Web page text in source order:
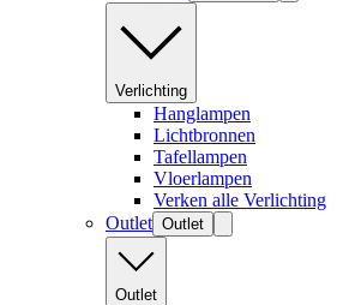
Verlichting
Hanglampen
Lichtbronnen
Tafellampen
Vloerlampen
Verken alle Verlichting
Outlet Outlet
Outlet